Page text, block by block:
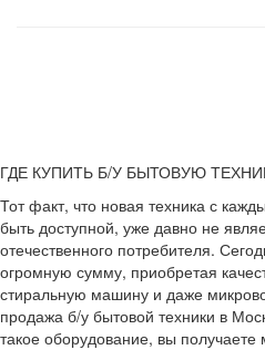
ГДЕ КУПИТЬ Б/У БЫТОВУЮ
Тот факт, что новая техника с
быть доступной, уже давно не
отечественного потребителя.
огромную сумму, приобретая
стиральную машину и даже
продажа б/у бытовой техники в
такое оборудование, вы